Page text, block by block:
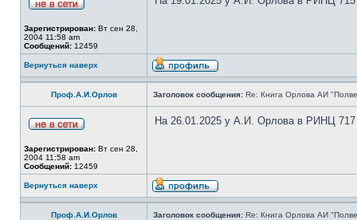
Зарегистрирован: Вт сен 28,
2004 11:58 am
Сообщений: 12459
Вернуться наверх
Проф.А.И.Орлов Заголовок сообщения: Re: Книга Орлова АИ
Зарегистрирован: Вт сен 28,
2004 11:58 am
Сообщений: 12459
На 26.01.2025 у А.И. Орлова в РИНЦ 717
Вернуться наверх
Проф.А.И.Орлов Заголовок сообщения: Re: Книга Орлова АИ